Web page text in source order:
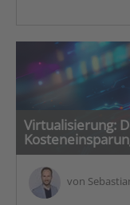
Virtualisierung:
von